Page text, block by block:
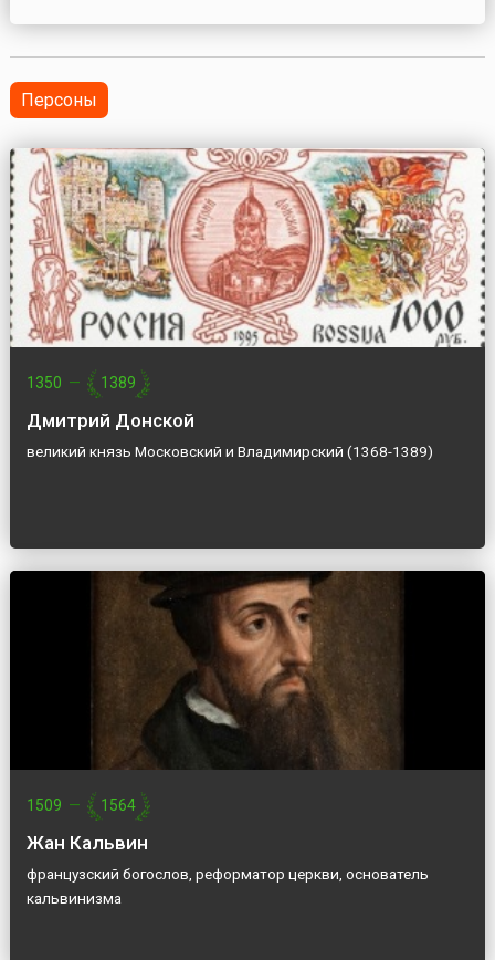
первый приз, «Маши...
Персоны
1350 — 1389
Дмитрий Донской
великий князь Московский и Владимирский (1368-1389)
1509 — 1564
Жан Кальвин
французский богослов, реформатор церкви, основатель
кальвинизма